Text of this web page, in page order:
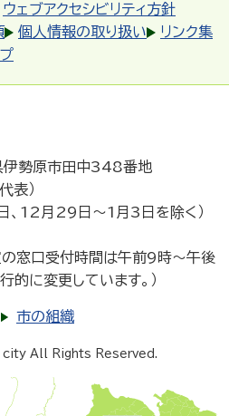
ウェブアクセシビリティ方針
個人情報の取り扱い
リンク集
勢原市田中348番地
表）
、12月29日～1月3日を除く）
の窓口受付時間は午前9時～午後
に変更しています。）
市の組織
All Rights Reserved.